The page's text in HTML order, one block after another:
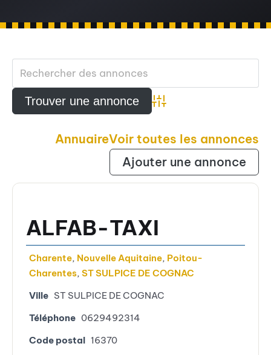
Advanced Search
AnnuaireVoir toutes les annonces
Ajouter une annonce
ALFAB-TAXI
Charente, Nouvelle Aquitaine, Poitou-
Charentes, ST SULPICE DE COGNAC
Ville ST SULPICE DE COGNAC
Téléphone 0629492314
Code postal 16370